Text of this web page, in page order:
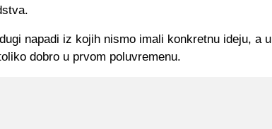
napadi iz kojih nismo imali konkretnu ideju, a u
dobro u prvom poluvremenu.